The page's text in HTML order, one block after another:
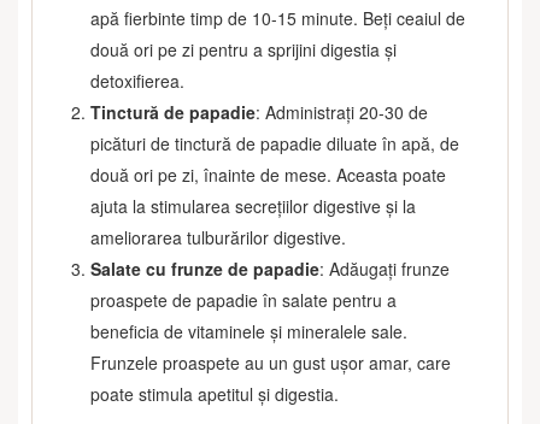
apă fierbinte timp de 10-15 minute. Beți ceaiul de
două ori pe zi pentru a sprijini digestia și
detoxifierea.
Tinctură de papadie: Administrați 20-30 de
picături de tinctură de papadie diluate în apă, de
două ori pe zi, înainte de mese. Aceasta poate
ajuta la stimularea secrețiilor digestive și la
ameliorarea tulburărilor digestive.
Salate cu frunze de papadie: Adăugați frunze
proaspete de papadie în salate pentru a
beneficia de vitaminele și mineralele sale.
Frunzele proaspete au un gust ușor amar, care
poate stimula apetitul și digestia.